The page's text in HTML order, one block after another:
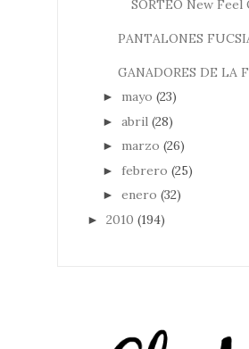
SORTEO New Feel
PANTALONES
GANADORES DE LA
► mayo (23)
► abril (28)
► marzo (26)
► febrero (25)
► enero (32)
► 2010 (194)